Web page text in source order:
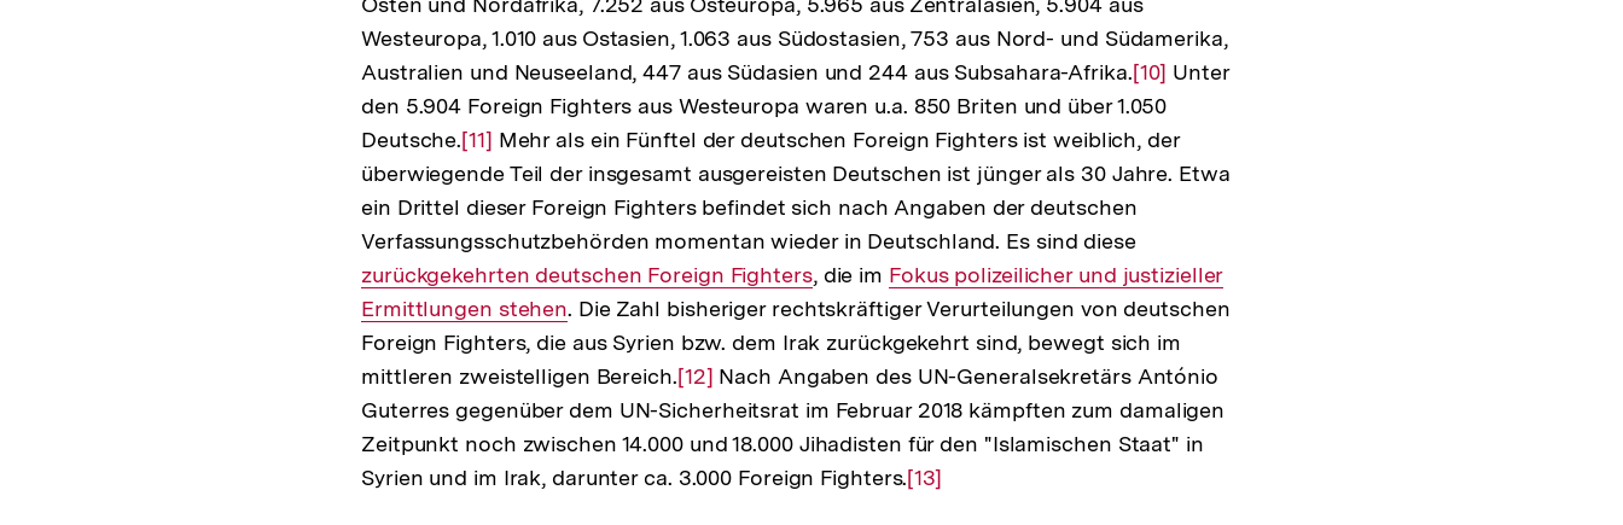
der
Fußnote
Westeuropa, 1.010 aus Ostasien, 1.063 aus Südostasien, 753 aus Nord- und Südamerika,
Australien und Neuseeland, 447 aus Südasien und 244 aus Subsahara-Afrika.Zur
Auflösung
der
Fußnote
[10] Unter
den 5.904 Foreign Fighters aus Westeuropa waren u.a. 850 Briten und über 1.050
Deutsche.Zur
Auflösung
der
Fußnote
[11] Mehr als ein Fünftel der deutschen Foreign Fighters ist weiblich, der
überwiegende Teil der insgesamt ausgereisten Deutschen ist jünger als 30 Jahre. Etwa
ein Drittel dieser Foreign Fighters befindet sich nach Angaben der deutschen
Verfassungsschutzbehörden momentan wieder in Deutschland. Es sind dieseInterner
Link:
zurückgekehrten deutschen Foreign Fighters, die im Interner
Link:
Fokus polizeilicher und justizieller
Ermittlungen stehen. Die Zahl bisheriger rechtskräftiger Verurteilungen von deutschen
Foreign Fighters, die aus Syrien bzw. dem Irak zurückgekehrt sind, bewegt sich im
mittleren zweistelligen Bereich.Zur
Auflösung
der
Fußnote
[12] Nach Angaben des UN-Generalsekretärs António
Guterres gegenüber dem UN-Sicherheitsrat im Februar 2018 kämpften zum damaligen
Zeitpunkt noch zwischen 14.000 und 18.000 Jihadisten für den "Islamischen Staat" in
Syrien und im Irak, darunter ca. 3.000 Foreign Fighters.Zur
[13]